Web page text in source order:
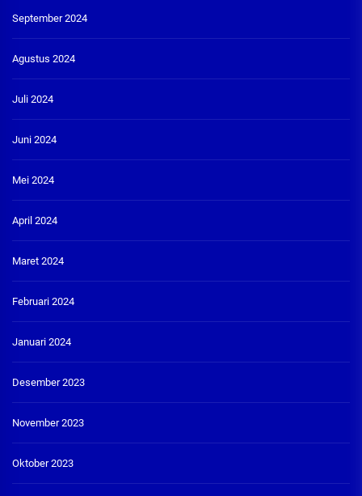
September 2024
Agustus 2024
Juli 2024
Juni 2024
Mei 2024
April 2024
Maret 2024
Februari 2024
Januari 2024
Desember 2023
November 2023
Oktober 2023